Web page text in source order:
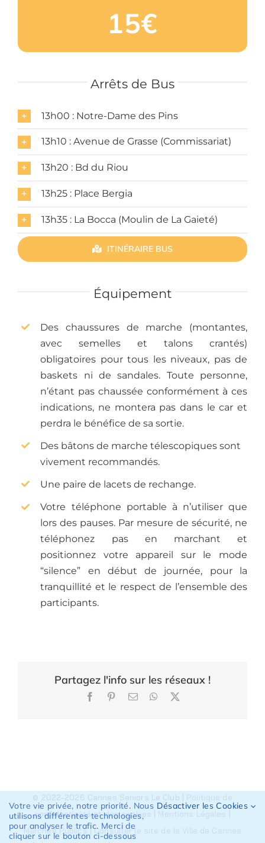
15€
Arrêts de Bus
13h00 : Notre-Dame des Pins
13h10 : Avenue de Grasse (Commissariat)
13h20 : Bd du Riou
13h25 : Place Bergia
13h35 : La Bocca (Moulin de La Gaieté)
ITINÉRAIRE BUS
Équipement
Des chaussures de marche (montantes,
avec semelles et talons crantés)
obligatoires pour tous les niveaux, pas de
baskets ni de sandales. Toute personne,
n’étant pas chaussée conformément à ces
indications, ne montera pas dans le car et
perdra le bénéfice de sa sortie.
Des bâtons de marche télescopiques sont
vivement recommandés.
Une paire de lacets de rechange.
Votre téléphone portable à n’utiliser que
lors des pauses. Par mesure de sécurité, ne
téléphonez pas en marchant et
positionnez votre appareil sur le mode
“silence” en début de journée, pour la
tranquillité et le respect de l’ensemble des
participants.
Partagez l'info sur les réseaux !
FacebookPinterest
Email WhatsApp
confidentialité et des cookies
Marchés Publics|Consulter le site de la Ville de Cannes
Votre vie privée, notre priorité. Nous
utilisons différentes technologies,
pour analyser le trafic. Merci de
cliquer sur le bouton ci-dessous
Désactiver les Cookies